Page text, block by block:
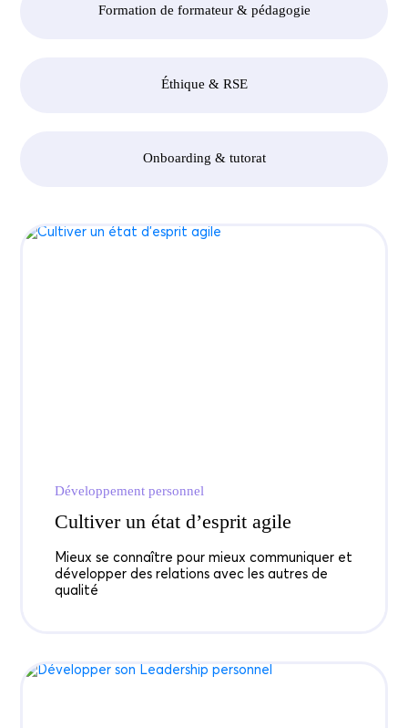
Formation de formateur & pédagogie
Éthique & RSE
Onboarding & tutorat
Développement personnel
Cultiver un état d’esprit agile
Mieux se connaître pour mieux communiquer et
développer des relations avec les autres de
qualité